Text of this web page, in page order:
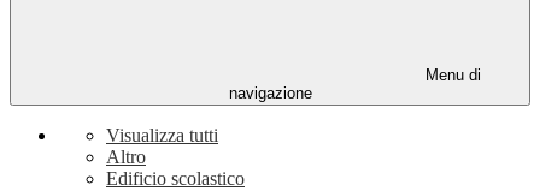
Menu di
navigazione
Visualizza tutti
Altro
Edificio scolastico